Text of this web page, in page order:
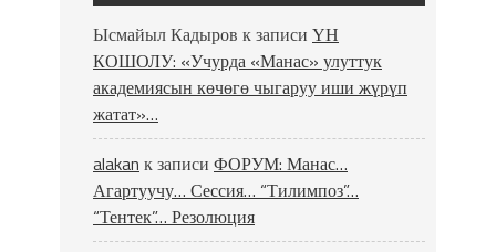
Ысмайыл Кадыров к записи ҮН
КОШОЛУ: «Учурда «Манас» улуттук
академиясын көчөгө чыгаруу иши жүрүп
жатат»…
alakan к записи ФОРУМ: Манас…
Агартуучу… Сессия… “Тилимпоз”…
“Тентек”… Резолюция